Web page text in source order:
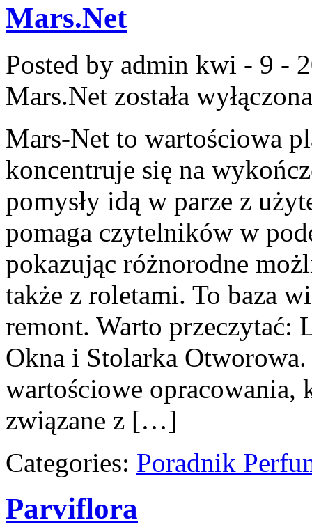
Mars.Net
Posted by admin kwi - 9 -
Mars.Net została wyłączona
Mars-Net to wartościowa
koncentruje się na
pomysły idą w parze z
pomaga czytelników w
pokazując różnorodne
także z roletami. To baza
remont. Warto
Okna i Stolarka
wartościowe opracowania,
związane z […]
Categories: Poradnik
Parviflora